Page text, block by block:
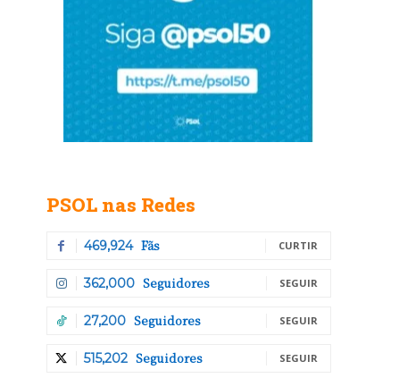
PSOL nas Redes
469,924 Fãs CURTIR
362,000 Seguidores SEGUIR
27,200 Seguidores SEGUIR
515,202 Seguidores SEGUIR